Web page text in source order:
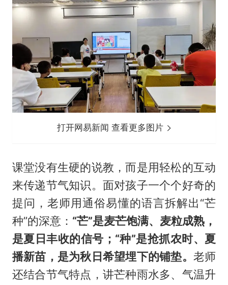
打开网易新闻 查看更多图片
课堂没有生硬的说教，而是用轻松的互动
来传递节气知识。面对孩子一个个好奇的
提问，老师用通俗易懂的语言拆解出“芒
种”的深意： “芒”是麦芒饱满、麦粒成熟，
是夏日丰收的信号；“种”是抢抓农时、夏
播新苗，是为秋日希望埋下的铺垫。 老师
还结合节气特点，讲芒种雨水多、气温升